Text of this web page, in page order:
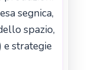
segnica,
spazio,
e strategie